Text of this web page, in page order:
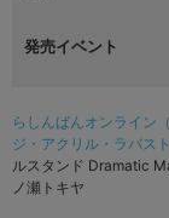
発売イベント
らしんばんオンライン
ジ・アクリル・ラバス
ルスタンド Dramatic
ノ瀬トキヤ